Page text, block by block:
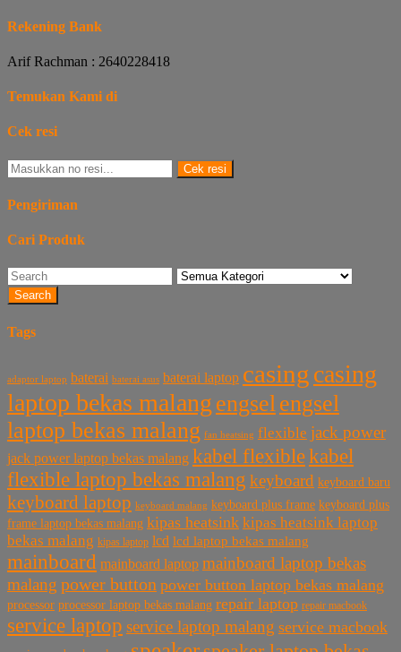
Rekening Bank
Arif Rachman : 2640228418
Temukan Kami di
Cek resi
Cek resi
Pengiriman
Cari Produk
Search
Tags
adaptor laptop baterai baterai asus baterai laptop casing casing
laptop bekas malang engselengsel
laptop bekas malang fan heatsing flexible jack power
jack power laptop bekas malang kabel flexiblekabel
flexible laptop bekas malang keyboard keyboard baru
keyboard laptop keyboard malang keyboard plus frame keyboard plus
frame laptop bekas malang kipas heatsink kipas heatsink laptop
bekas malang kipas laptop lcd lcd laptop bekas malang
mainboard mainboard laptop mainboard laptop bekas
malang power button power button laptop bekas malang
processor processor laptop bekas malang repair laptop repair macbook
service laptop service laptop malang service macbook